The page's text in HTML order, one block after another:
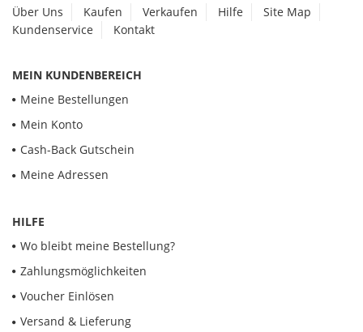
Über Uns Kaufen Verkaufen Hilfe
Site Map
Kundenservice
Kontakt
MEIN KUNDENBEREICH
Meine Bestellungen
Mein Konto
Cash-Back Gutschein
Meine Adressen
HILFE
Wo bleibt meine Bestellung?
Zahlungsmöglichkeiten
Voucher Einlösen
Versand & Lieferung